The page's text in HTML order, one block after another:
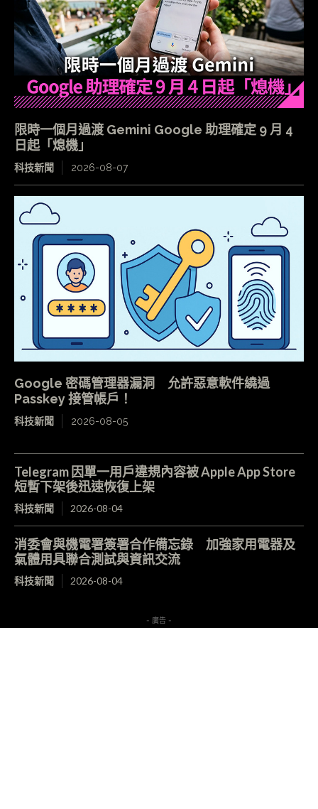
限時一個月過渡 Gemini Google 助理確定 9 月 4
日起「熄機」
科技新聞 2026-08-07
Google 密碼管理器漏洞 允許惡意軟件繞過
Passkey 接管帳戶！
科技新聞 2026-08-05
Telegram 因單一用戶違規內容被 Apple App Store
短暫下架後迅速恢復上架
科技新聞 2026-08-04
消委會與機電署簽署合作備忘錄 加強家用電器及
氣體用具聯合測試與資訊交流
科技新聞 2026-08-04
- 廣告 -